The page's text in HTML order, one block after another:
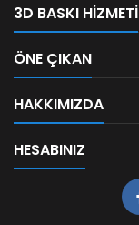
3D BASKI HIZMETI
ÖNE ÇIKAN
HAKKIMIZDA
HESABINIZ